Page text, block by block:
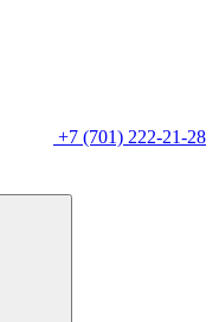
+7 (701) 222-21-28